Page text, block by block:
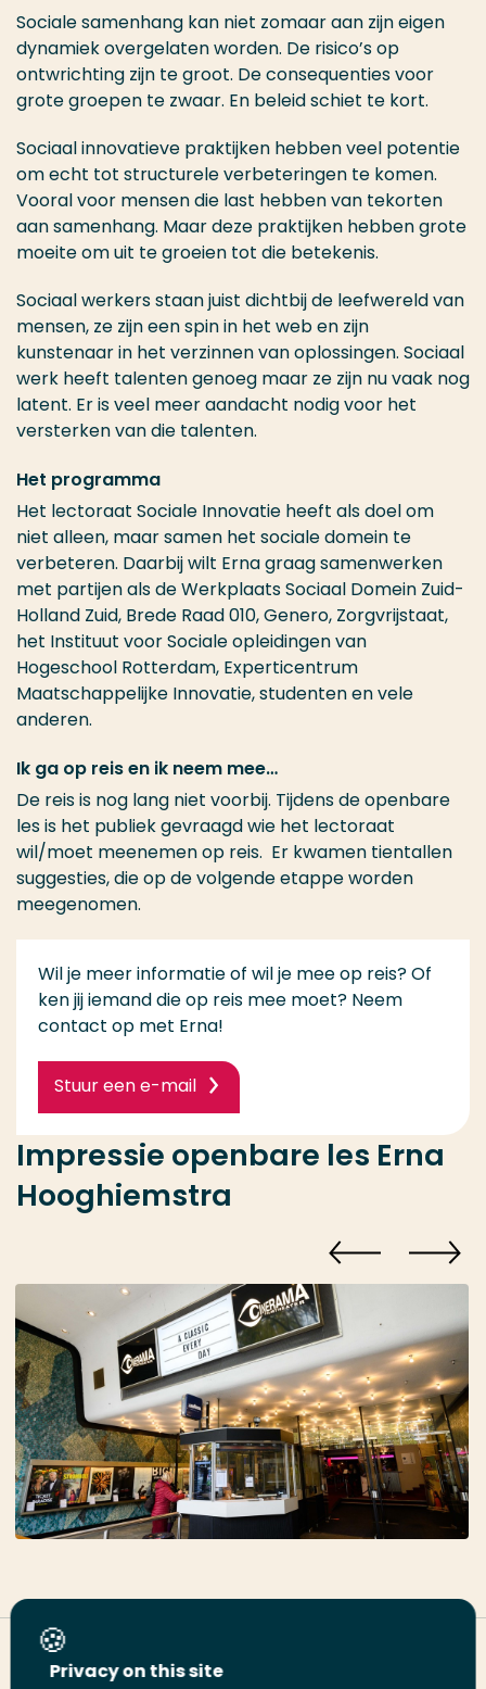
Sociale samenhang kan niet zomaar aan zijn eigen
dynamiek overgelaten worden. De risico’s op
ontwrichting zijn te groot. De consequenties voor
grote groepen te zwaar. En beleid schiet te kort.
Sociaal innovatieve praktijken hebben veel potentie
om echt tot structurele verbeteringen te komen.
Vooral voor mensen die last hebben van tekorten
aan samenhang. Maar deze praktijken hebben grote
moeite om uit te groeien tot die betekenis.
Sociaal werkers staan juist dichtbij de leefwereld van
mensen, ze zijn een spin in het web en zijn
kunstenaar in het verzinnen van oplossingen. Sociaal
werk heeft talenten genoeg maar ze zijn nu vaak nog
latent. Er is veel meer aandacht nodig voor het
versterken van die talenten.
Het programma
Het lectoraat Sociale Innovatie heeft als doel om
niet alleen, maar samen het sociale domein te
verbeteren. Daarbij wilt Erna graag samenwerken
met partijen als de Werkplaats Sociaal Domein Zuid-
Holland Zuid, Brede Raad 010, Genero, Zorgvrijstaat,
het Instituut voor Sociale opleidingen van
Hogeschool Rotterdam, Experticentrum
Maatschappelijke Innovatie, studenten en vele
anderen.
Ik ga op reis en ik neem mee…
De reis is nog lang niet voorbij. Tijdens de openbare
les is het publiek gevraagd wie het lectoraat
wil/moet meenemen op reis. Er kwamen tientallen
suggesties, die op de volgende etappe worden
meegenomen.
Wil je meer informatie of wil je mee op reis? Of
ken jij iemand die op reis mee moet? Neem
contact op met Erna!
Stuur een e-mail
Impressie openbare les Erna
Hooghiemstra
Deel deze pagina
Privacy on this site